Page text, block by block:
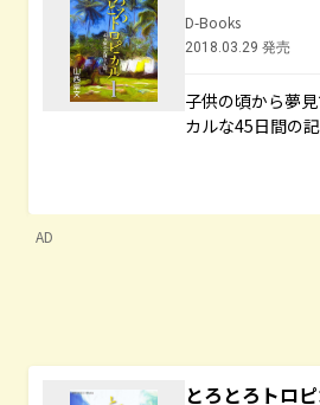
D-Books
2018.03.29 発売
子供の頃から夢
カルな45日間の記
AD
とろとろトロ